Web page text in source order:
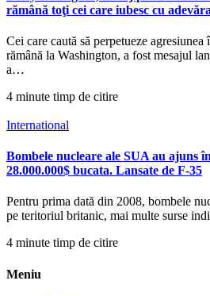
rămână toţi cei care iubesc cu
Cei care caută să perpetueze
rămână la Washington, a fost mesajul
a…
4 minute timp de citire
International
Bombele nucleare ale SUA au ajuns
28.000.000$ bucata. Lansate de F-35
Pentru prima dată din 2008, bombele
pe teritoriul britanic, mai multe surse
4 minute timp de citire
Meniu